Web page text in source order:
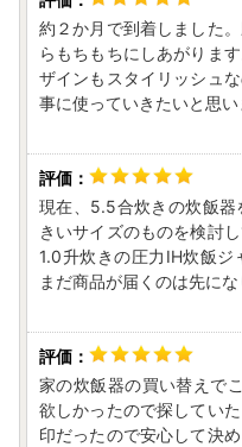
約２か月で到着しました
らもちもちにしあがりま
ザインもスタイリッシュ
事に使っていきたいと思
現在、5.5合炊きの炊飯
きいサイズのものを検討
1.0升炊きの圧力IH炊飯ジ
まだ商品が届くのは先に
家の炊飯器の買い替えで
欲しかったので探してい
印だったので安心して決